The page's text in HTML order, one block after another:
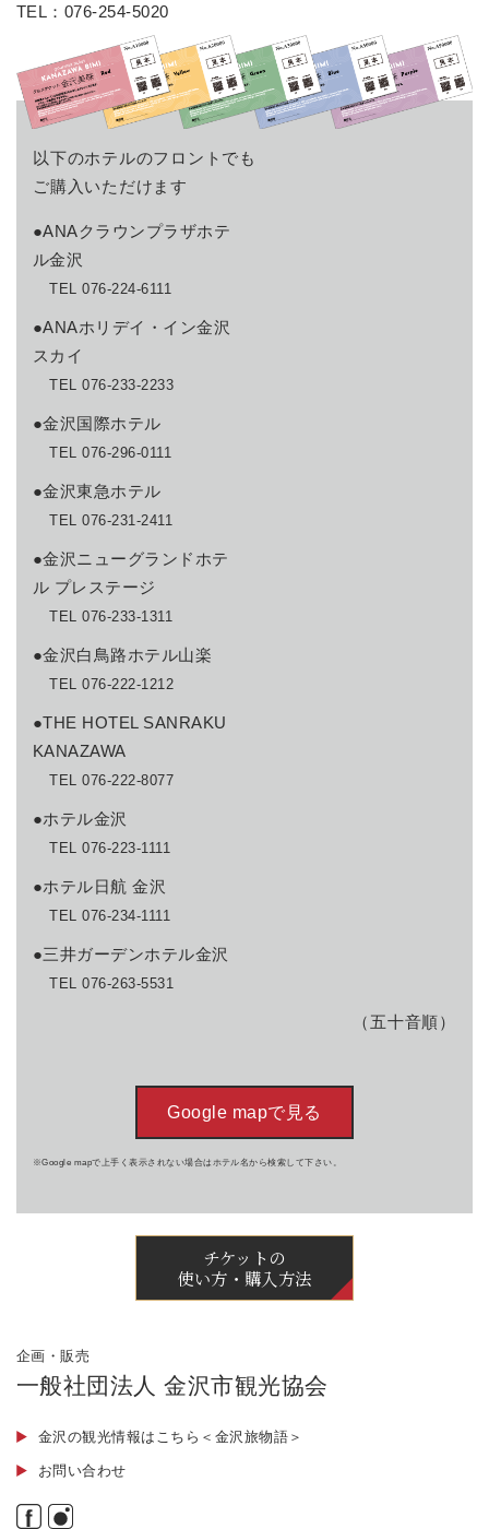
TEL： 076-254-5020
以下のホテルのフロントでも
ご購入いただけます
●ANAクラウンプラザホテ
ル金沢
TEL 076-224-6111
●ANAホリデイ・イン金沢
スカイ
TEL 076-233-2233
●金沢国際ホテル
TEL 076-296-0111
●金沢東急ホテル
TEL 076-231-2411
●金沢ニューグランドホテ
ル プレステージ
TEL 076-233-1311
●金沢白鳥路ホテル山楽
TEL 076-222-1212
●THE HOTEL SANRAKU
KANAZAWA
TEL 076-222-8077
●ホテル金沢
TEL 076-223-1111
●ホテル日航 金沢
TEL 076-234-1111
●三井ガーデンホテル金沢
TEL 076-263-5531
（五十音順）
Google mapで見る
※Google mapで上手く表示されない場合はホテル名から検索して下さい。
チケットの
使い方・購入方法
企画・販売
一般社団法人 金沢市観光協会
金沢の観光情報はこちら＜金沢旅物語＞
お問い合わせ